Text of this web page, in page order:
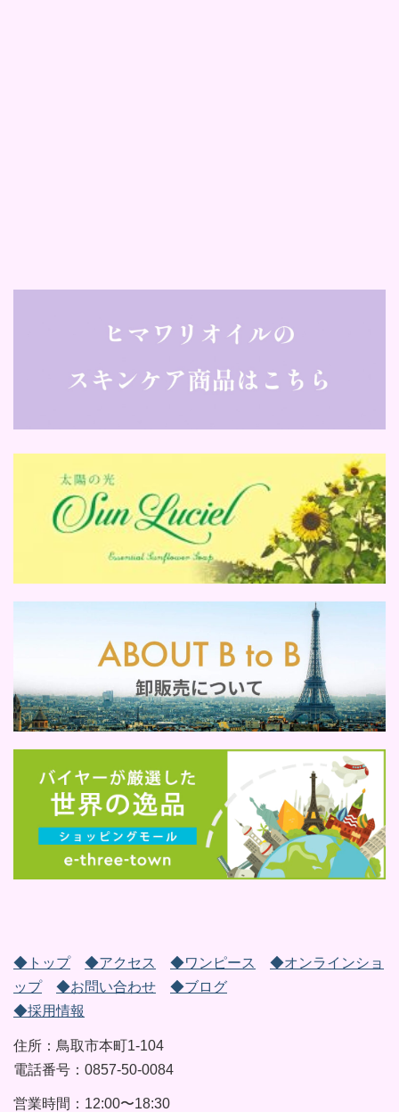
◆トップ ◆アクセス ◆ワンピース
◆オンラインショ
ップ
◆お問い合わせ
◆ブログ
◆採用情報
住所：鳥取市本町1-104
電話番号：0857-50-0084
営業時間：12:00〜18:30